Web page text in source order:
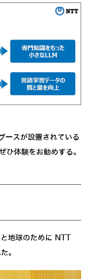
ースが設置されている
体験をお勧めする。
地球のために NTT
。